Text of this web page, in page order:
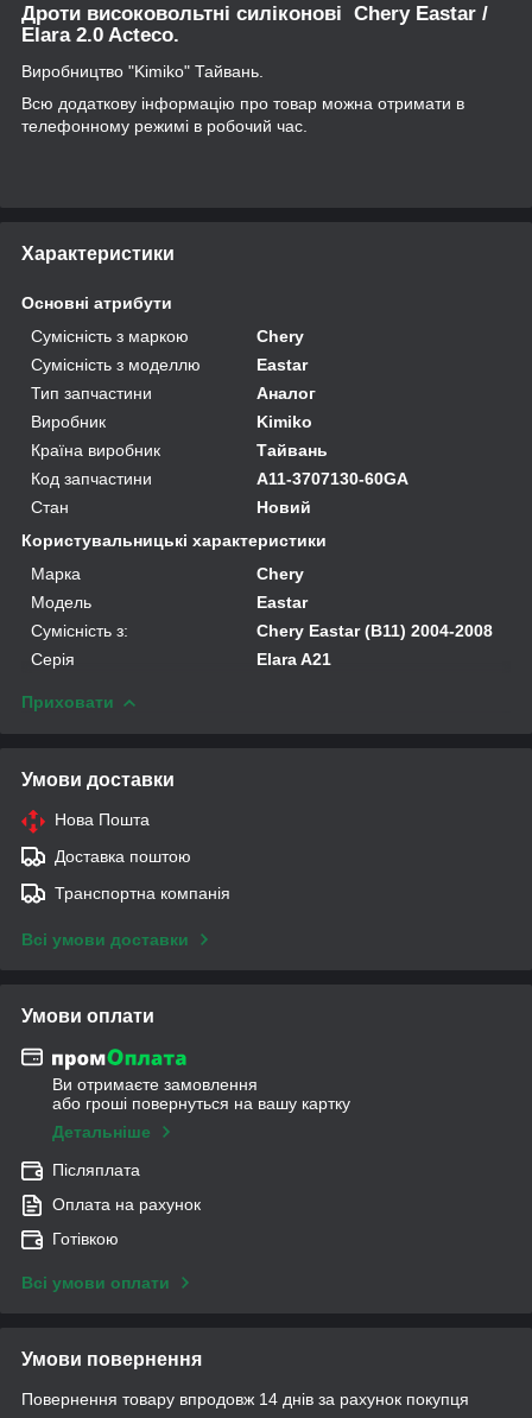
Дроти високовольтні силіконові Chery Eastar /
Elara 2.0 Acteco.
Виробництво "Kimiko" Тайвань.
Всю додаткову інформацію про товар можна отримати в
телефонному режимі в робочий час.
Характеристики
Основні атрибути
Сумісність з маркою
Chery
Сумісність з моделлю
Eastar
Тип запчастини
Аналог
Виробник
Kimiko
Країна виробник
Тайвань
Код запчастини
A11-3707130-60GA
Стан
Новий
Користувальницькі характеристики
Марка
Chery
Модель
Eastar
Сумісність з:
Chery Eastar (B11) 2004-2008
Серія
Elara A21
Приховати
Умови доставки
Нова Пошта
Доставка поштою
Транспортна компанія
Всі умови доставки
Умови оплати
Ви отримаєте замовлення
або гроші повернуться на вашу картку
Детальніше
Післяплата
Оплата на рахунок
Готівкою
Всі умови оплати
Умови повернення
Повернення товару впродовж 14 днів за рахунок покупця